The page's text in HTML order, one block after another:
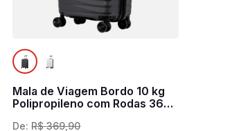
Mala de Viagem Bordo 10 kg
Polipropileno com Rodas 360°
De:R$ 369,90